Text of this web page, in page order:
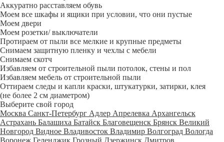
Аккуратно расставляем обувь
Моем все шкафы и ящики при условии, что они пустые
Моем двери
Моем розетки/ выключатели
Протираем от пыли все мелкие и крупные предметы
Снимаем защитную пленку и чехлы с мебели
Снимаем скотч
Избавляем от строительной пыли потолок, стены и пол
Избавляем мебель от строительной пыли
Оттираем следы и капли краски, штукатурки, затирки, клея
(не более 2 см диаметром)
Выберите свой город
Москва Санкт-Петербург Адлер Апрелевка Архангельск
Астрахань Балашиха Батайск Благовещенск Брянск Великий
Новгород Видное Владивосток Владимир Волгоград Вологда
Воронеж Геленджик Грозный Дзержинск Дмитров